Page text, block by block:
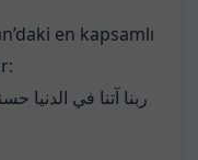
en kapsamlı
ربنا آتنا في الدنيا